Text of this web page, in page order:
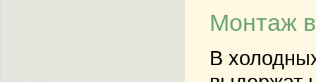
Монтаж
В